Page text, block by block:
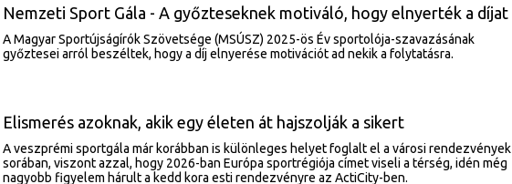
Nemzeti Sport Gála - A győzteseknek motiváló, hogy elnyerték a díjat
A Magyar Sportújságírók Szövetsége (MSÚSZ) 2025-ös Év sportolója-szavazásának
győztesei arról beszéltek, hogy a díj elnyerése motivációt ad nekik a folytatásra.
Elismerés azoknak, akik egy életen át hajszolják a sikert
A veszprémi sportgála már korábban is különleges helyet foglalt el a városi rendezvények
sorában, viszont azzal, hogy 2026-ban Európa sportrégiója címet viseli a térség, idén még
nagyobb figyelem hárult a kedd kora esti rendezvényre az ActiCity-ben.